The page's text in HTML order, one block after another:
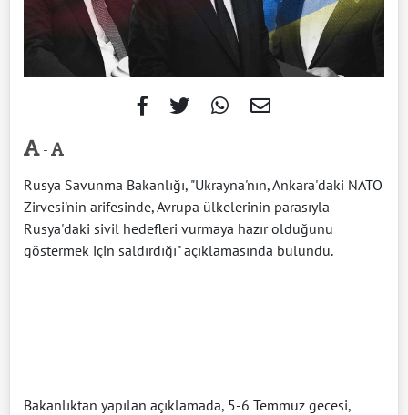
-
Rusya Savunma Bakanlığı, "Ukrayna'nın, Ankara'daki NATO
Zirvesi'nin arifesinde, Avrupa ülkelerinin parasıyla
Rusya'daki sivil hedefleri vurmaya hazır olduğunu
göstermek için saldırdığı" açıklamasında bulundu.
Bakanlıktan yapılan açıklamada, 5-6 Temmuz gecesi,